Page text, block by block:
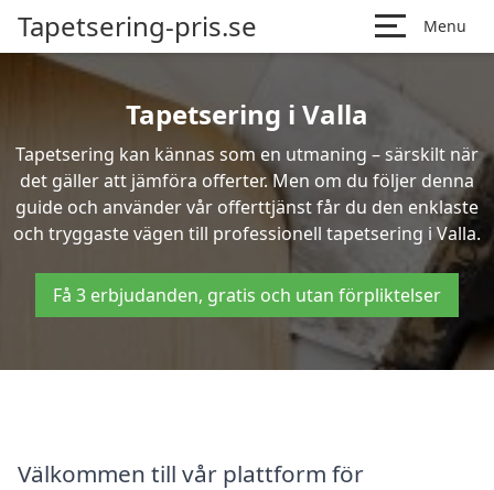
Tapetsering-pris.se Menu
Tapetsering i Valla
Tapetsering kan kännas som en utmaning – särskilt när
det gäller att jämföra offerter. Men om du följer denna
guide och använder vår offerttjänst får du den enklaste
och tryggaste vägen till professionell tapetsering i Valla.
Få 3 erbjudanden, gratis och utan förpliktelser
Välkommen till vår plattform för